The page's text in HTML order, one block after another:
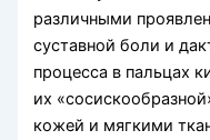
различными
суставной боли и
процесса в пальцах
их
кожей и мягкими